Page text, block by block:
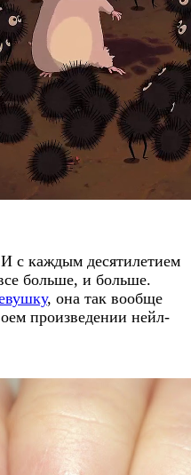
с каждым десятилетием
больше, и больше.
, она так вообще
произведении нейл-